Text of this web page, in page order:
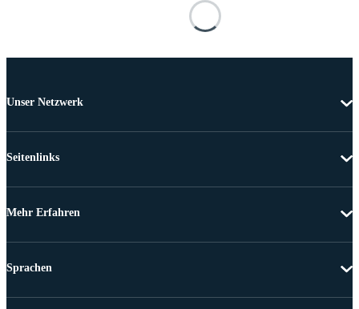
Unser Netzwerk
Seitenlinks
Mehr Erfahren
Sprachen